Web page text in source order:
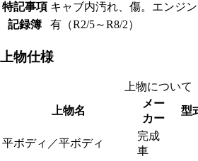
特記事項 キャブ内汚れ、傷。エンジン
記録簿
有（R2/5～R8/2）
上物仕様
上物について
上物名
メー
カー
型
平ボディ／平ボディ
完成
車